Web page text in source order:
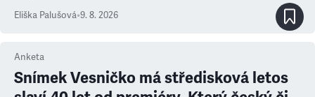
Eliška Palušová•9. 8. 2026
Anketa
Snímek Vesničko má středisková letos